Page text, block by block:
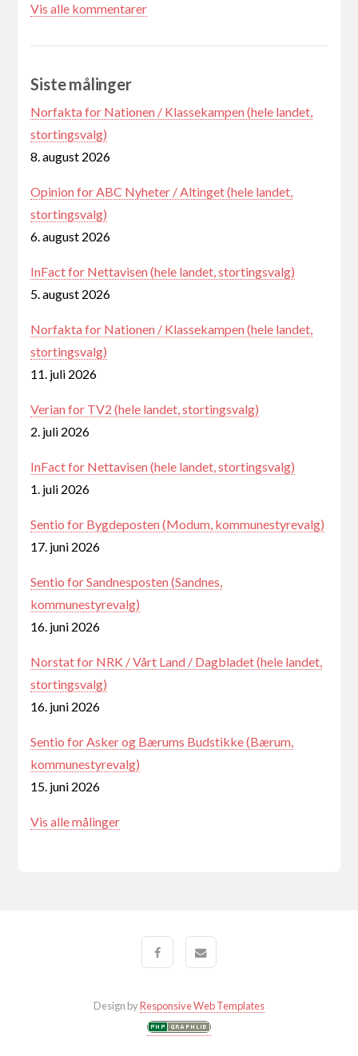
Vis alle kommentarer
Siste målinger
Norfakta for Nationen / Klassekampen (hele landet,
stortingsvalg)
8. august 2026
Opinion for ABC Nyheter / Altinget (hele landet,
stortingsvalg)
6. august 2026
InFact for Nettavisen (hele landet, stortingsvalg)
5. august 2026
Norfakta for Nationen / Klassekampen (hele landet,
stortingsvalg)
11. juli 2026
Verian for TV2 (hele landet, stortingsvalg)
2. juli 2026
InFact for Nettavisen (hele landet, stortingsvalg)
1. juli 2026
Sentio for Bygdeposten (Modum, kommunestyrevalg)
17. juni 2026
Sentio for Sandnesposten (Sandnes,
kommunestyrevalg)
16. juni 2026
Norstat for NRK / Vårt Land / Dagbladet (hele landet,
stortingsvalg)
16. juni 2026
Sentio for Asker og Bærums Budstikke (Bærum,
kommunestyrevalg)
15. juni 2026
Vis alle målinger
Design byResponsive Web Templates